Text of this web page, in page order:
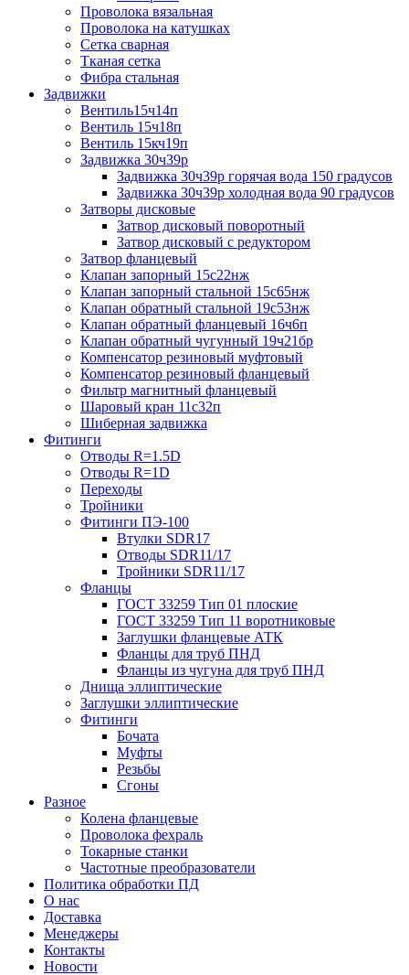
Проволока вязальная
Проволока на катушках
Сетка сварная
Тканая сетка
Фибра стальная
Задвижки
Вентиль15ч14п
Вентиль 15ч18п
Вентиль 15кч19п
Задвижка 30ч39р
Задвижка 30ч39р горячая вода 150 градусов
Задвижка 30ч39р холодная вода 90 градусов
Затворы дисковые
Затвор дисковый поворотный
Затвор дисковый с редуктором
Затвор фланцевый
Клапан запорный 15с22нж
Клапан запорный стальной 15с65нж
Клапан обратный стальной 19с53нж
Клапан обратный фланцевый 16ч6п
Клапан обратный чугунный 19ч21бр
Компенсатор резиновый муфтовый
Компенсатор резиновый фланцевый
Фильтр магнитный фланцевый
Шаровый кран 11с32п
Шиберная задвижка
Фитинги
Отводы R=1.5D
Отводы R=1D
Переходы
Тройники
Фитинги ПЭ-100
Втулки SDR17
Отводы SDR11/17
Тройники SDR11/17
Фланцы
ГОСТ 33259 Тип 01 плоские
ГОСТ 33259 Тип 11 воротниковые
Заглушки фланцевые АТК
Фланцы для труб ПНД
Фланцы из чугуна для труб ПНД
Днища эллиптические
Заглушки эллиптические
Фитинги
Бочата
Муфты
Резьбы
Сгоны
Разное
Колена фланцевые
Проволока фехраль
Токарные станки
Частотные преобразователи
Политика обработки ПД
О нас
Доставка
Менеджеры
Контакты
Новости